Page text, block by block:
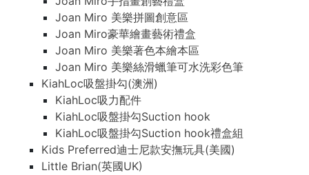
Joan Miro 美樂拼圖創意區
Joan Miro豪華繪畫藝術禮盒
Joan Miro 美樂著色本繪本區
Joan Miro 美樂絲滑蠟筆可水洗彩色筆
KiahLoc吸盤掛勾(澳洲)
KiahLoc吸力配件
KiahLoc吸盤掛勾Suction hook
KiahLoc吸盤掛勾Suction hook禮盒組
Kids Preferred迪士尼款安撫玩具(美國)
Little Brian(英國UK)